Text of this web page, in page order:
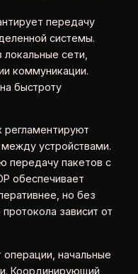
передачу
системы.
сети,
коммуникации.
быстроту
регламентируют
устройствами.
передачу пакетов с
обеспечивает
но без
зависит от
начальные
Координирующий